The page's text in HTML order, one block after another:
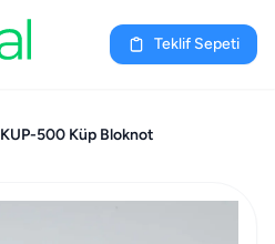
Teklif Sepeti
KUP-500 Küp Bloknot